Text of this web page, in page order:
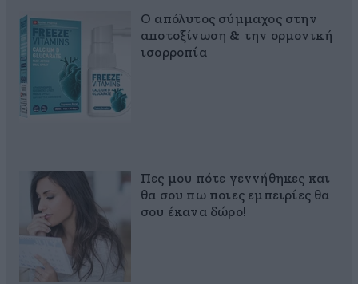
Ο απόλυτος σύμμαχος στην
αποτοξίνωση & την ορμονική
ισορροπία
Πες μου πότε γεννήθηκες και
θα σου πω ποιες εμπειρίες θα
σου έκανα δώρο!